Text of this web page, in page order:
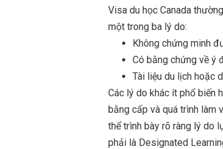
Visa du học Canada
một trong ba lý do:
Không chứng minh
Có bằng chứng về ý
Tài liệu du lịch hoặc
Các lý do khác ít phổ biến
bằng cấp và quá trình làm
thể trình bày rõ ràng lý do
phải là Designated